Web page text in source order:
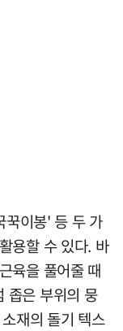
이봉' 등 두 가
용할 수 있다. 바
육을 풀어줄 때
좁은 부위의 뭉
재의 돌기 텍스